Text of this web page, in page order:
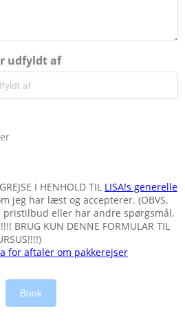
udfyldt af
I HENHOLD TIL LISA!s generelle
jeg har læst og accepterer. (OBVS,
pristilbud eller har andre spørgsmål,
BRUG KUN DENNE FORMULAR TIL
for aftaler om pakkerejser
Book